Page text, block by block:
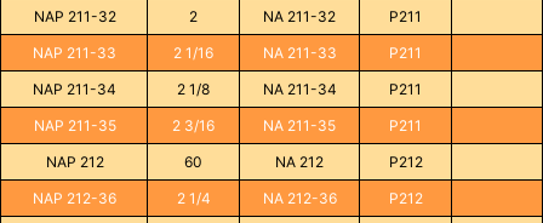
NAP 211-32
2 NA 211-32
P211
NAP 211-33
2 1/16 NA 211-33
P211
NAP 211-34
2 1/8 NA 211-34
P211
NAP 211-35
2 3/16 NA 211-35
P211
NAP 212
60 NA 212
P212
NAP 212-36
2 1/4 NA 212-36
P212